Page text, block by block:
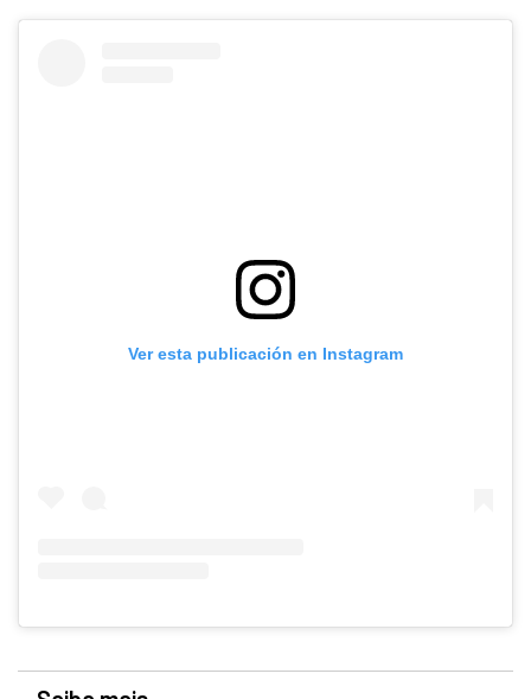
Ver esta publicación en Instagram